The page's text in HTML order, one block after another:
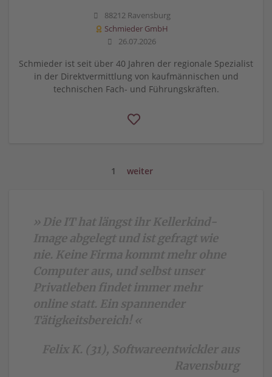
88212 Ravensburg
Schmieder GmbH
26.07.2026
Schmieder ist seit über 40 Jahren der regionale Spezialist
in der Direktvermittlung von kaufmännischen und
technischen Fach- und Führungskräften.
1 weiter
» Die IT hat längst ihr Kellerkind-
Image abgelegt und ist gefragt wie
nie. Keine Firma kommt mehr ohne
Computer aus, und selbst unser
Privatleben findet immer mehr
online statt. Ein spannender
Tätigkeitsbereich! «
Felix K. (31), Softwareentwickler aus
Ravensburg